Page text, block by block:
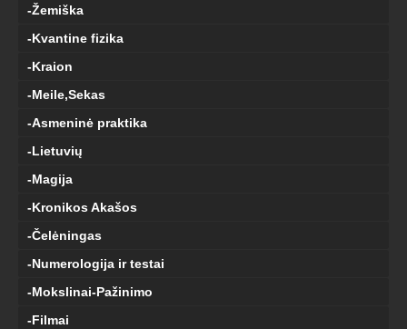
-Žemiška
-Kvantine fizika
-Kraion
-Meile,Sekas
-Asmeninė praktika
-Lietuvių
-Magija
-Kronikos Akašos
-Čelėningas
-Numerologija ir testai
-Mokslinai-Pažinimo
-Filmai